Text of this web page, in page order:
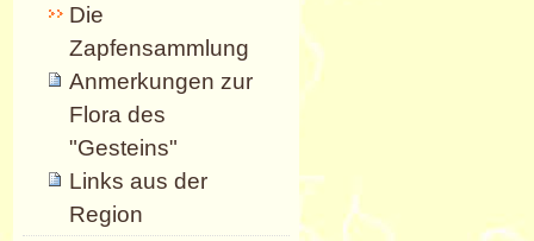
Die
Zapfensammlung
Anmerkungen zur
Flora des
"Gesteins"
Links aus der
Region